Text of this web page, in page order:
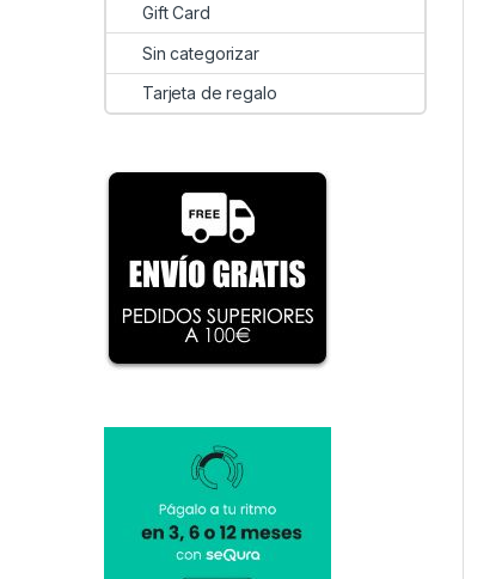
Gift Card
Sin categorizar
Tarjeta de regalo